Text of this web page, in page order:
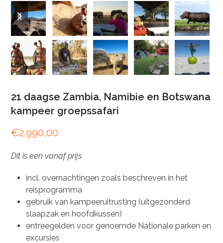
previous
slide
next
slide
21 daagse Zambia, Namibie en Botswana
kampeer groepssafari
€2.990,00
Dit is een vanaf prijs
incl. overnachtingen zoals beschreven in het
reisprogramma
gebruik van kampeeruitrusting (uitgezonderd
slaapzak en hoofdkussen)
entreegelden voor genoemde Nationale parken en
excursies